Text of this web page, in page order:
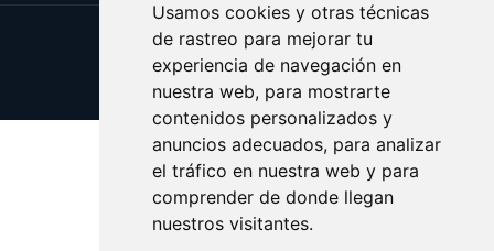
Usamos cookies y otras técnicas
de rastreo para mejorar tu
experiencia de navegación en
nuestra web, para mostrarte
contenidos personalizados y
anuncios adecuados, para analizar
el tráfico en nuestra web y para
comprender de donde llegan
nuestros visitantes.
Update cookies preferences
Copyright © 2025 esotericos.es